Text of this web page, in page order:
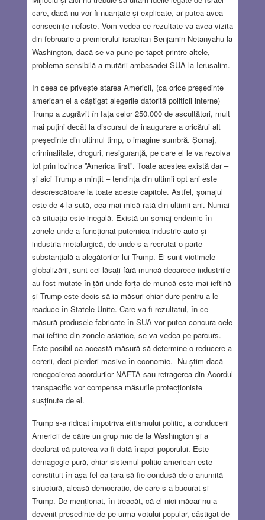
care, dacă nu vor fi nuanțate și explicate, ar putea avea
consecințe nefaste. Vom vedea ce rezultate va avea vizita
din februarie a premierului israelian Benjamin Netanyahu la
Washington, dacă se va pune pe tapet printre altele,
problema sensibilă a mutării ambasadei SUA la Ierusalim.
În ceea ce privește starea Americii, (ca orice președinte
american el a câștigat alegerile datorită politicii interne)
Trump a zugrăvit în fața celor 250.000 de ascultători, mult
mai puțini decât la discursul de inaugurare a oricărui alt
președinte din ultimul timp, o imagine sumbră. Șomaj,
criminalitate, droguri, nesiguranță, pe care el le va rezolva
tot prin lozinca ”America first”. Toate acestea există dar –
și aici Trump a mințit – tendința din ultimii opt ani este
descrescătoare la toate aceste capitole. Astfel, șomajul
este de 4 la sută, cea mai mică rată din ultimii ani. Numai
că situația este inegală. Există un șomaj endemic în
zonele unde a funcționat puternica industrie auto și
industria metalurgică, de unde s-a recrutat o parte
substanțială a alegătorilor lui Trump. Ei sunt victimele
globalizării, sunt cei lăsați fără muncă deoarece industriile
au fost mutate în țări unde forța de muncă este mai ieftină
și Trump este decis să ia măsuri chiar dure pentru a le
readuce în Statele Unite. Care va fi rezultatul, în ce
măsură produsele fabricate în SUA vor putea concura cele
mai ieftine din zonele asiatice, se va vedea pe parcurs.
Este posibil ca această măsură să determine o reducere a
cererii, deci pierderi masive în economie. Nu știm dacă
renegocierea acordurilor NAFTA sau retragerea din Acordul
transpacific vor compensa măsurile protecționiste
susținute de el.
Trump s-a ridicat împotriva elitismului politic, a conducerii
Americii de către un grup mic de la Washington și a
declarat că puterea va fi dată înapoi poporului. Este
demagogie pură, chiar sistemul politic american este
constituit în așa fel ca țara să fie condusă de o anumită
structură, aleasă democratic, de care s-a bucurat și
Trump. De menționat, în treacăt, că el nici măcar nu a
devenit președinte de pe urma votului popular, câștigat de